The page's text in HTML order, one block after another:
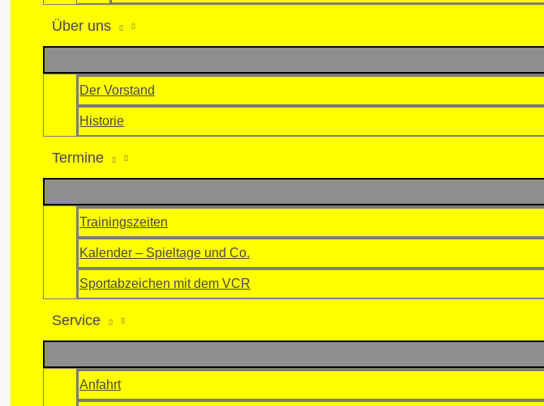
Über uns
Der Vorstand
Historie
Termine
Trainingszeiten
Kalender – Spieltage und Co.
Sportabzeichen mit dem VCR
Service
Anfahrt